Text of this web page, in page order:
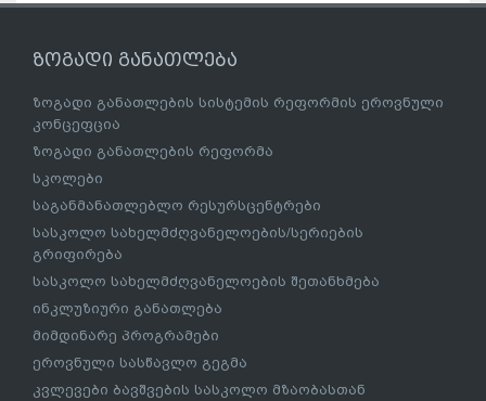
ზოგადი განათლება
ზოგადი განათლების სისტემის რეფორმის ეროვნული
კონცეფცია
ზოგადი განათლების რეფორმა
სკოლები
საგანმანათლებლო რესურსცენტრები
სასკოლო სახელმძღვანელოების/სერიების
გრიფირება
სასკოლო სახელმძღვანელოების შეთანხმება
ინკლუზიური განათლება
მიმდინარე პროგრამები
ეროვნული სასწავლო გეგმა
კვლევები ბავშვების სასკოლო მზაობასთან